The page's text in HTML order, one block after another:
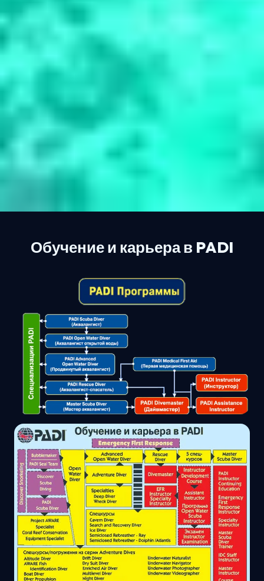
Обучение и карьера в PADI